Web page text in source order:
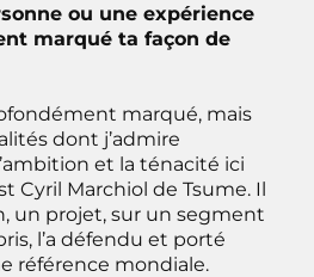
ou une expérience
marqué ta façon de
marqué, mais
dont j’admire
et la ténacité ici
Cyril Marchiol de Tsume. Il
un projet, sur un segment
l’a défendu et porté
référence mondiale.